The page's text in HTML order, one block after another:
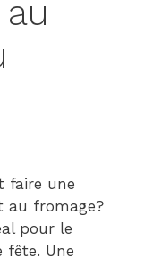
faire une
au fromage?
pour le
fête. Une